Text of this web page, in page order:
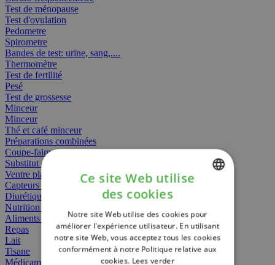
Test de ménopause
Test d'ovulation
Pedometre
Spirometre
Bandes de test: urine, sang,....
Thermomètre
Test de fertilité
Pesé
Test de grossesse
Minceur
Minceur
Thé et café minceur
Préparations combinées
Coupe-faim
Substitut de repas
Ventre plat
Capteurs gras
Diurétiques
Nutrition spécifique
Aliments Bébé
Repas
Lait
Tisane
Médicament
FRENCH
ENGLISH
Ce site Web utilise
des cookies
Notre site Web utilise des cookies pour
améliorer l'expérience utilisateur. En utilisant
notre site Web, vous acceptez tous les cookies
conformément à notre Politique relative aux
cookies. Lees verder